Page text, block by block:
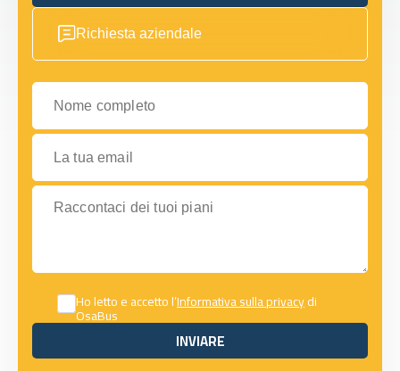
Richiesta aziendale
Nome completo
La tua email
Raccontaci dei tuoi piani
Ho letto e accetto l’Informativa sulla privacydi
OsaBus
INVIARE
INVIARE